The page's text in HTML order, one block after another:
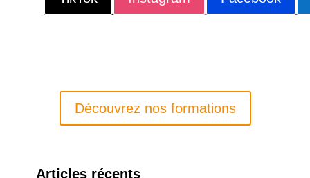
Découvrez nos formations
Articles récents